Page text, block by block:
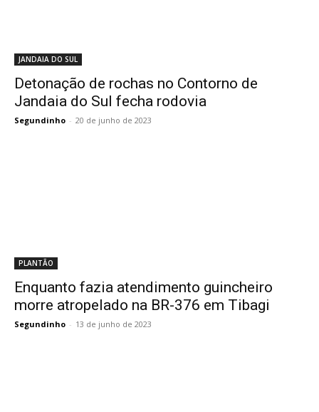
JANDAIA DO SUL
Detonação de rochas no Contorno de
Jandaia do Sul fecha rodovia
Segundinho - 20 de junho de 2023
PLANTÃO
Enquanto fazia atendimento guincheiro
morre atropelado na BR-376 em Tibagi
Segundinho - 13 de junho de 2023